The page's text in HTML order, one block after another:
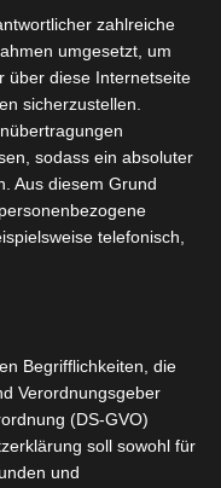
15:00
2026 - Ligue 2
5
1
2
zahlreiche
umgesetzt, um
über diese Internetseite
sicherzustellen.
sodass ein absoluter
Aus diesem Grund
telefonisch,
Begrifflichkeiten, die
Verordnungsgeber
(DS-GVO)
soll sowohl für
und